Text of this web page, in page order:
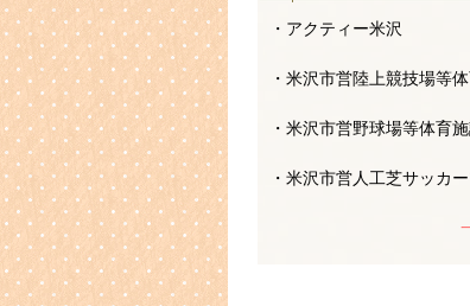
・アクティー米沢
・米沢市営陸上競技場等
・米沢市営野球場等体育
・米沢市営人工芝サッカ